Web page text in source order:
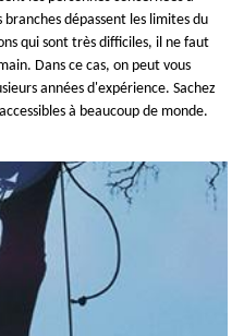
dépassent les limites du
qui sont très difficiles, il ne faut
Dans ce cas, on peut vous
années d'expérience. Sachez
à beaucoup de monde.